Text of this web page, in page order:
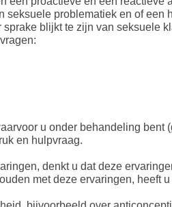
seksuele problematiek en of een
blijkt te zijn van seksuele
u onder behandeling bent
en hulpvraag.
denkt u dat deze
met deze ervaringen, heeft